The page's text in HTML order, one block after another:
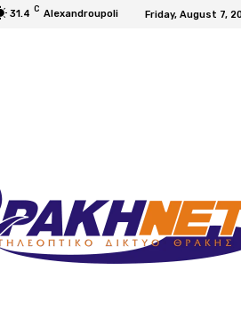
31.4 C Alexandroupoli Friday, August 7,